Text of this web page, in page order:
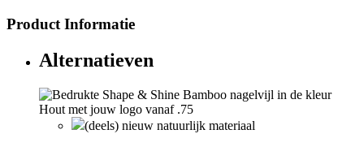
Product Informatie
Alternatieven
(deels) nieuw natuurlijk materiaal